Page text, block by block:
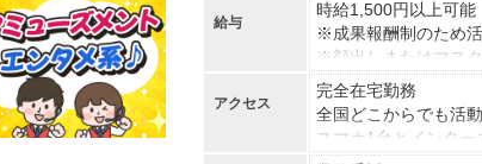
給与
時給1,500円以上可能
※成果報酬制のため
※顔出しまたはマス
【収入例】
■事務職Aさん（週3
月収8万円～15万円
■営業職Bさん（週4
アクセス
完全在宅勤務
全国どこからでも活動
スマホ1台とインタ